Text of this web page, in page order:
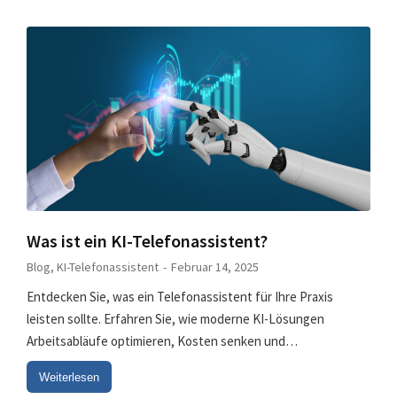
Was ist ein KI-Telefonassistent?
Blog, KI-Telefonassistent Februar 14, 2025
Entdecken Sie, was ein Telefonassistent für Ihre Praxis
leisten sollte. Erfahren Sie, wie moderne KI-Lösungen
Arbeitsabläufe optimieren, Kosten senken und…
Weiterlesen